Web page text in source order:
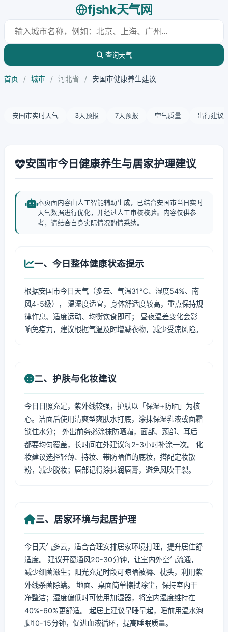
fjshk天气网
查询天气
首页 / 城市 / 河北省 / 安国市健康养生建议
安国市实时天气 3天预报 7天预报 空气质量 出行建议
安国市今日健康养生与居家护理建议
本页面内容由人工智能辅助生成，已结合安国市当日实时
天气数据进行优化，并经过人工审核校验。内容仅供参
考，请结合自身实际情况酌情采纳。
一、今日整体健康状态提示
根据安国市今日天气（多云、气温31℃、湿度54%、南
风4-5级）， 温湿度适宜，身体舒适度较高，重点保持规
律作息、适度运动、均衡饮食即可； 昼夜温差变化会影
响免疫力，建议根据气温及时增减衣物，减少受凉风险。
二、护肤与化妆建议
今日日照充足，紫外线较强，护肤以「保湿+防晒」为核
心。洁面后使用清爽型爽肤水打底，涂抹保湿乳液或面霜
锁住水分； 外出前务必涂抹防晒霜，面部、颈部、耳后
都要均匀覆盖，长时间在外建议每2-3小时补涂一次。 化
妆建议选择轻薄、持妆、带防晒值的底妆，搭配定妆散
粉，减少脱妆；唇部记得涂抹润唇膏，避免风吹干裂。
三、居家环境与起居护理
今日天气多云，适合合理安排居家环境打理，提升居住舒
适度。 建议开窗通风20-30分钟，让室内外空气流通，
减少细菌滋生；阳光充足时段可晾晒被褥、枕头，利用紫
外线杀菌除螨。 地面、桌面简单擦拭除尘，保持室内干
净整洁；湿度偏低时可使用加湿器，将室内湿度维持在
40%-60%更舒适。 起居上建议早睡早起，睡前用温水泡
脚10-15分钟，促进血液循环，提高睡眠质量。